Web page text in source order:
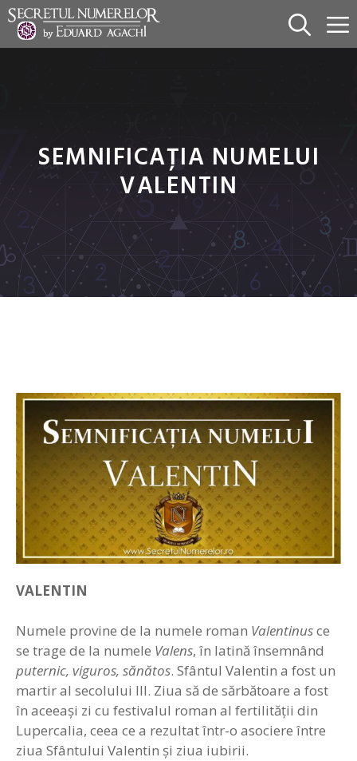
Sari
conținut
SEMNIFICAȚIA NUMELUI
VALENTIN
VALENTIN
Numele provine de la numele roman Valentinusce
se trage de la numele Valens, în latină însemnând
puternic, viguros, sănătos. Sfântul Valentin a fost un
martir al secolului III. Ziua să de sărbătoare a fost
în aceeaşi zi cu festivalul roman al fertilităţii din
Lupercalia, ceea ce a rezultat într-o asociere între
ziua Sfântului Valentin şi ziua iubirii.